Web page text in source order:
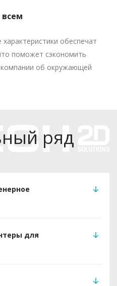
обеспечат
поможет сэкономить
об окружающей
ряд
для